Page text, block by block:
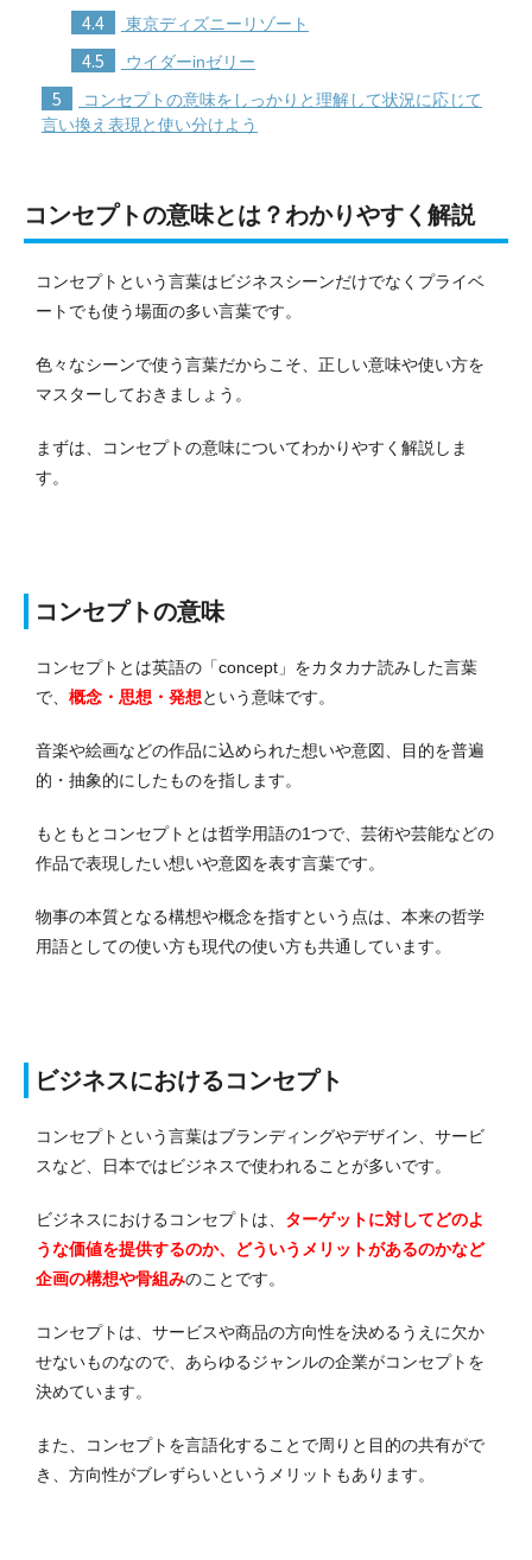
4.4 東京ディズニーリゾート
4.5 ウイダーinゼリー
5
コンセプトの意味をしっかりと理解して状況に応じて
言い換え表現と使い分けよう
コンセプトの意味とは？わかりやすく解説
コンセプトという言葉はビジネスシーンだけでなくプライベ
ートでも使う場面の多い言葉です。
色々なシーンで使う言葉だからこそ、正しい意味や使い方を
マスターしておきましょう。
まずは、コンセプトの意味についてわかりやすく解説しま
す。
コンセプトの意味
コンセプトとは英語の「concept」をカタカナ読みした言葉
で、 概念・思想・発想という意味です。
音楽や絵画などの作品に込められた想いや意図、目的を普遍
的・抽象的にしたものを指します。
もともとコンセプトとは哲学用語の1つで、芸術や芸能などの
作品で表現したい想いや意図を表す言葉です。
物事の本質となる構想や概念を指すという点は、本来の哲学
用語としての使い方も現代の使い方も共通しています。
ビジネスにおけるコンセプト
コンセプトという言葉はブランディングやデザイン、サービ
スなど、日本ではビジネスで使われることが多いです。
ビジネスにおけるコンセプトは、 ターゲットに対してどのよ
うな価値を提供するのか、どういうメリットがあるのかなど
企画の構想や骨組みのことです。
コンセプトは、サービスや商品の方向性を決めるうえに欠か
せないものなので、あらゆるジャンルの企業がコンセプトを
決めています。
また、コンセプトを言語化することで周りと目的の共有がで
き、方向性がブレずらいというメリットもあります。